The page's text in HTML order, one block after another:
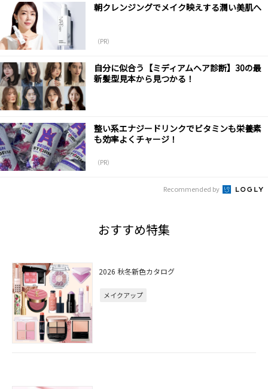
朝クレンジングでメイク映えする潤い美肌へ
（PR）
自分に似合う【ミディアムヘア診断】30の最
新髪型見本から見つかる！
整い系エナジードリンクでビタミンも栄養素
も効率よくチャージ！
（PR）
Recommended by
おすすめ特集
2026 秋冬新色カタログ
メイクアップ